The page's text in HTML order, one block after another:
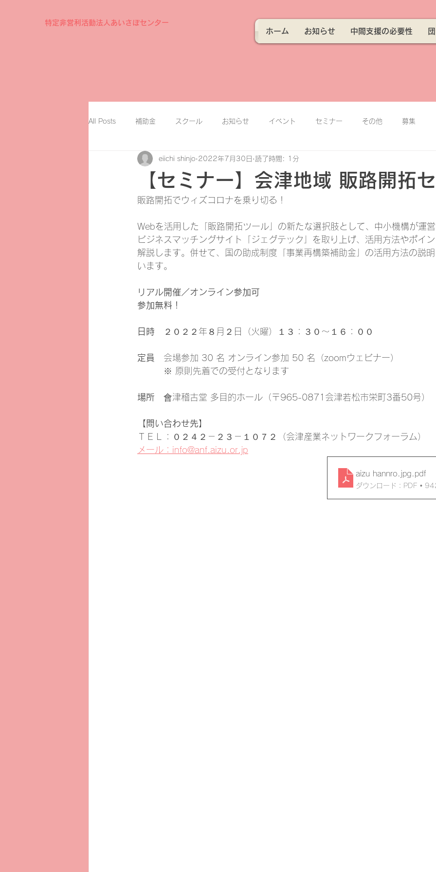
特定非営利活動法人あいさぽセンター
ホーム お知らせ 中間支援の必要性
All Posts 補助金 スクール お知らせ イベント セミナー その他 募集
【セミナー】会津地域 販路開拓
eiichi shinjo 2022年7月30日 読了時間: 1分
販路開拓でウィズコロナを乗り切る！
Webを活用した「販路開拓ツール」の新たな選択肢として、中小機構が運
ビジネスマッチングサイト「ジェグテック」を取り上げ、活用方法やポイ
解説します。併せて、国の助成制度「事業再構築補助金」の活用方法の説
います。
リアル開催／オンライン参加可
参加無料！
日時 ２０２２年８月２日（火曜）１３：３０～１６：００
定員
会場参加 30 名 オンライン参加 50 名（zoomウェビナー）
※ 原則先着での受付となります
場所 會津稽古堂 多目的ホール（〒965-0871会津若松市栄町3番50号）
【問い合わせ先】
ＴＥＬ：０２４２－２３－１０７２（会津産業ネットワークフォーラム）
メール：info@anf.aizu.or.jp
aizu hannro.jpg .pdf
ダウンロード：PDF •